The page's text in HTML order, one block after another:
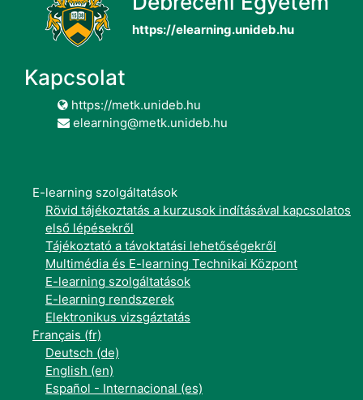
https://elearning.unideb.hu
Kapcsolat
https://metk.unideb.hu
elearning@metk.unideb.hu
E-learning szolgáltatások
Rövid tájékoztatás a kurzusok indításával kapcsolatos
első lépésekről
Tájékoztató a távoktatási lehetőségekről
Multimédia és E-learning Technikai Központ
E-learning szolgáltatások
E-learning rendszerek
Elektronikus vizsgáztatás
Français ‎(fr)‎
Deutsch ‎(de)‎
English ‎(en)‎
Español - Internacional ‎(es)‎